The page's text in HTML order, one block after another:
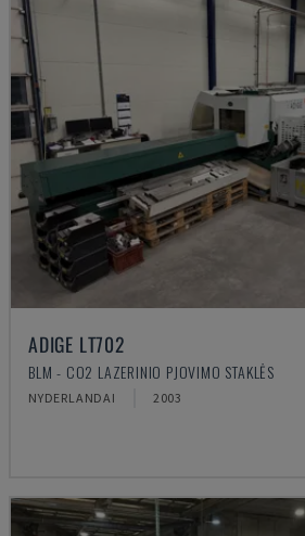
ADIGE LT702
BLM - CO2 LAZERINIO PJOVIMO STAKLĖS
NYDERLANDAI 2003